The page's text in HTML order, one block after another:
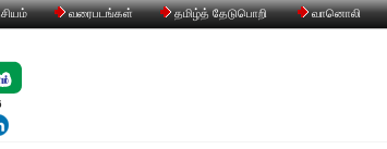
வரைபடங்கள் தமிழ்த் தேடுபொறி வானொலி